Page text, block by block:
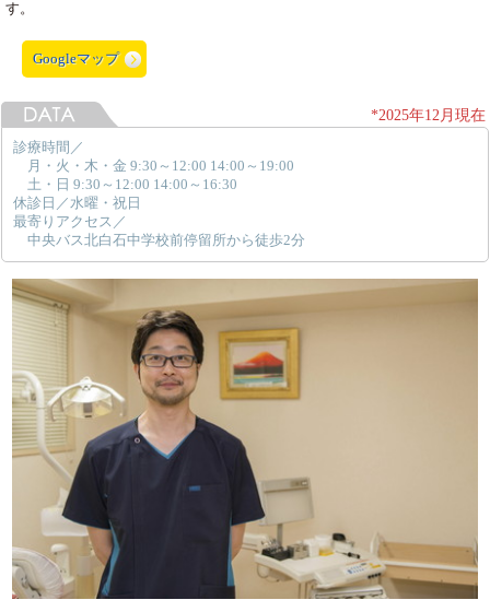
す。
Googleマップ
*2025年12月現在
診療時間／
月・火・木・金 9:30～12:00 14:00～19:00
土・日 9:30～12:00 14:00～16:30
休診日／水曜・祝日
最寄りアクセス／
中央バス北白石中学校前停留所から徒歩2分